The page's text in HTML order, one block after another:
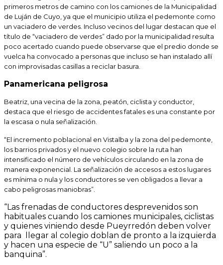
primeros metros de camino con los camiones de la Municipalidad
de Luján de Cuyo, ya que el municipio utiliza el pedemonte como
un vaciadero de verdes. Incluso vecinos del lugar destacan que el
título de “vaciadero de verdes” dado por la municipalidad resulta
poco acertado cuando puede observarse que el predio donde se
vuelca ha convocado a personas que incluso se han instalado allí
con improvisadas casillas a reciclar basura.
Panamericana peligrosa
Beatriz, una vecina de la zona, peatón, ciclista y conductor,
destaca que el riesgo de accidentes fatales es una constante por
la escasa o nula señalización.
“El incremento poblacional en Vistalba y la zona del pedemonte,
los barrios privados y el nuevo colegio sobre la ruta han
intensificado el número de vehículos circulando en la zona de
manera exponencial. La señalización de accesos a estos lugares
es mínima o nula y los conductores se ven obligados a llevar a
cabo peligrosas maniobras”.
“Las frenadas de conductores desprevenidos son
habituales cuando los camiones municipales, ciclistas
y quienes viniendo desde Pueyrredón deben volver
para llegar al colegio doblan de pronto a la izquierda
y hacen una especie de “U” saliendo un poco a la
banquina”.